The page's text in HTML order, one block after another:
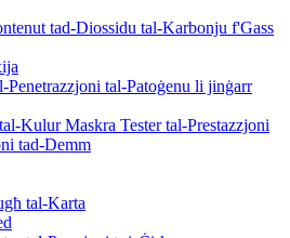
tad-Diossidu tal-Karbonju f'Gass
Penetrazzjoni tal-Patoġenu li jinġarr
Kulur Maskra Tester tal-Prestazzjoni
tad-Demm
tal-Karta